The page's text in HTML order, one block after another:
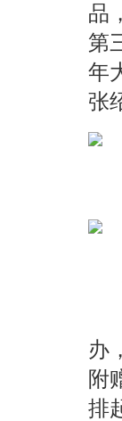
品
第
年
张
办
附
排